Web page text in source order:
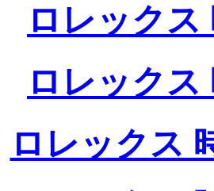
ロレックス
ロレックス
ロレックス